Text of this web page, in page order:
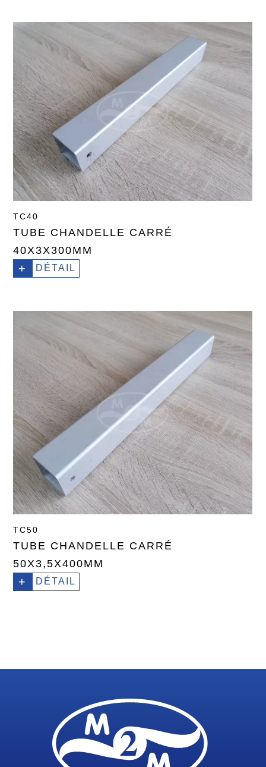
TC40
TUBE CHANDELLE CARRÉ
40X3X300MM
+ DÉTAIL
TC50
TUBE CHANDELLE CARRÉ
50X3,5X400MM
+ DÉTAIL